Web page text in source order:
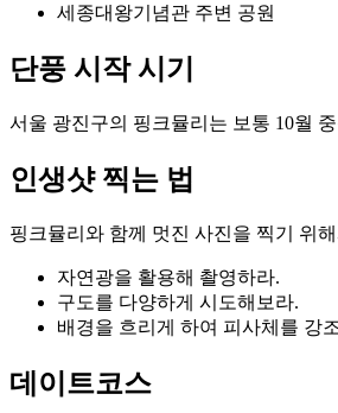
세종대왕기념관 주변 공원
단풍 시작 시기
서울 광진구의 핑크뮬리는 보통 10월
인생샷 찍는 법
핑크뮬리와 함께 멋진 사진을 찍기 위
자연광을 활용해 촬영하라.
구도를 다양하게 시도해보라.
배경을 흐리게 하여 피사체를 강
데이트코스